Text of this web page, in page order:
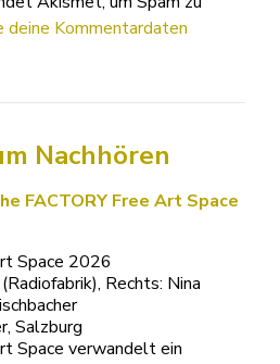
deine Kommentardaten
Nachhören
FACTORY Free Art Space
Space 2026
Rechts: Nina
Salzburg
Space verwandelt ein